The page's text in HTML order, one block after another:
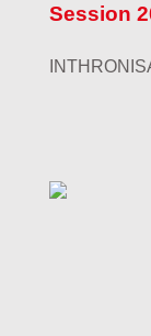
Session